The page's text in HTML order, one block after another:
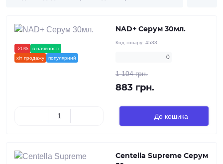
-20% в наявності
хіт продажу
популярний
NAD+ Серум 30мл.
Код товару: 4533
0
1 104 грн.
883 грн.
До кошика
Centella Supremе Серум